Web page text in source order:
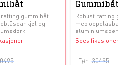
rafting gummibåt
kjøl og
Gummibåt
Robust rafting
med
Før: 30495